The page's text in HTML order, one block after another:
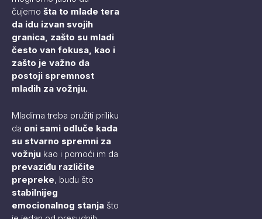
čujemo šta to mlade tera
da idu izvan svojih
granica, zašto su mladi
često van fokusa, kao i
zašto je važno da
postoji spremnost
mladih za vožnju.
Mladima treba pružiti priliku
da oni sami odluče kada
su stvarno spremni za
vožnju kao i pomoći im da
prevaziđu različite
prepreke, budu što
stabilnijeg
emocionalnog stanja što